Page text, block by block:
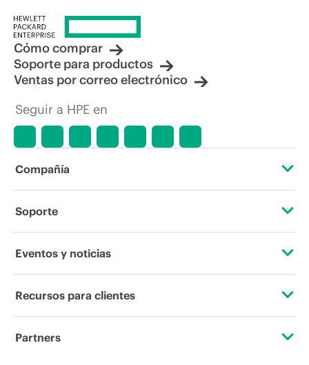
Cómo comprar
Soporte para productos
Ventas por correo electrónico
Seguir a HPE en
Compañía
Acerca de HPE
Responsabilidad corporativa
Laboratorios HPE
Soporte
Servicios de soporte operativo
Software y controladores
Eventos y noticias
Eventos
Recursos para clientes
Contacta con nosotros
Partners